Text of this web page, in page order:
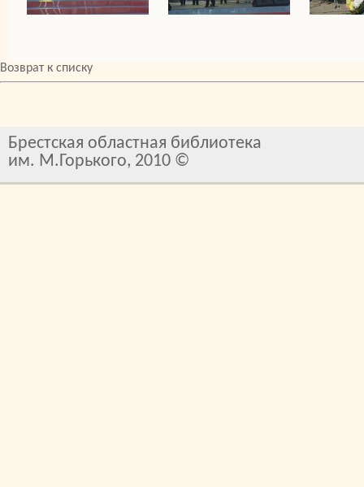
Возврат к списку
Брестская областная библиотека
им. М.Горького, 2010 ©